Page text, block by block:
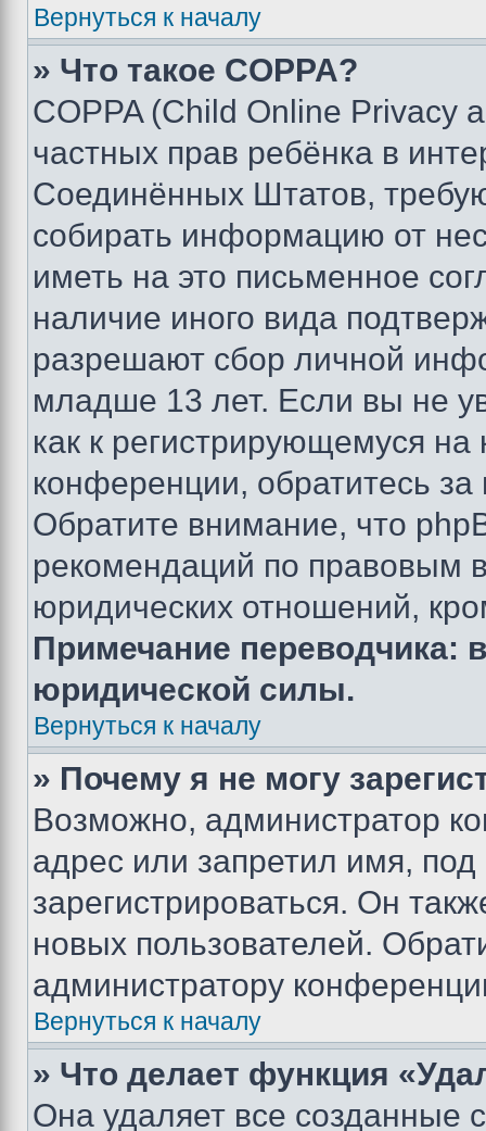
Вернуться к началу
» Что такое COPPA?
COPPA (Child Online Privacy
частных прав ребёнка в
Соединённых Штатов,
собирать информацию от
иметь на это письменное
наличие иного вида
разрешают сбор личной
младше 13 лет. Если вы не
как к регистрирующемуся
конференции, обратитесь
Обратите внимание, что
рекомендаций по правовым
юридических отношений,
Примечание переводчика:
юридической силы.
Вернуться к началу
» Почему я не могу
Возможно, администратор
адрес или запретил имя,
зарегистрироваться. Он
новых пользователей.
администратору
Вернуться к началу
» Что делает функция
Она удаляет все созданные